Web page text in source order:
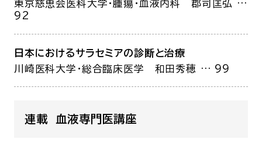
東京慈恵会医科大学・腫瘍・血液内科
郡司匡弘
…
92
日本におけるサラセミアの診断と治療
川崎医科大学・総合臨床医学
和田秀穂 … 99
連載 血液専門医講座